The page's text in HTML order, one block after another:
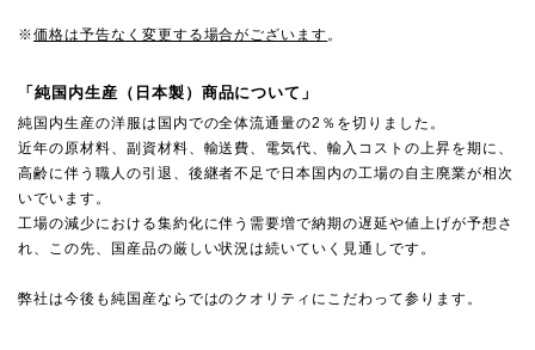
※価格は予告なく変更する場合がございます 。
「純国内生産（日本製）商品について」
純国内生産の洋服は国内での全体流通量の2％を切りました。
近年の原材料、副資材料、輸送費、電気代、輸入コストの上昇を期に、
高齢に伴う職人の引退、後継者不足で日本国内の工場の自主廃業が相次
いでいます。
工場の減少における集約化に伴う需要増で納期の遅延や値上げが予想さ
れ、この先、国産品の厳しい状況は続いていく見通しです。
弊社は今後も純国産ならではのクオリティにこだわって参ります。